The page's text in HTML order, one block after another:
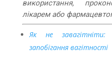
використання,
лікарем або
Як не
запобігання вагітності